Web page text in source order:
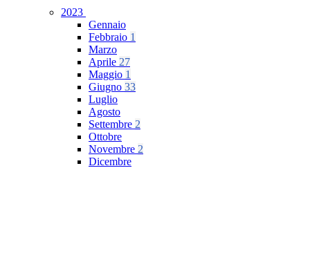
2023
Gennaio
Febbraio 1
Marzo
Aprile 27
Maggio 1
Giugno 33
Luglio
Agosto
Settembre 2
Ottobre
Novembre 2
Dicembre